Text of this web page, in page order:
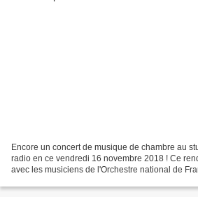
Encore un concert de musique de chambre au
radio en ce vendredi 16 novembre 2018 ! Ce
avec les musiciens de l'Orchestre national de